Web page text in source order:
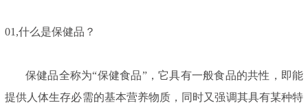
01,什么是保健品？
保健品全称为“保健食品”，它具有一般食品的共性，即能
提供人体生存必需的基本营养物质，同时又强调其具有某种特